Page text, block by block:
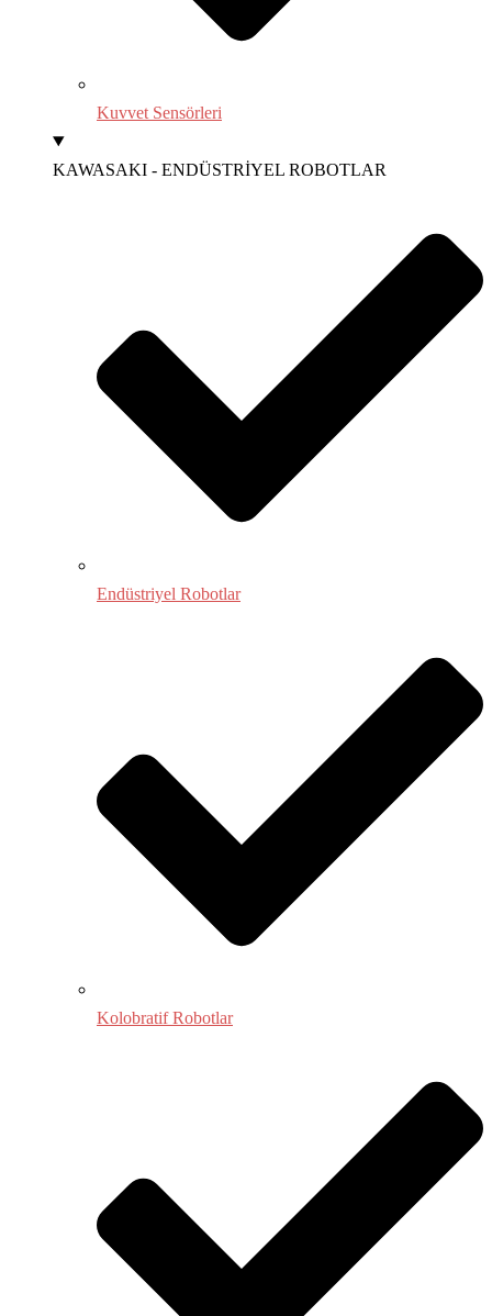
Kuvvet Sensörleri
KAWASAKI - ENDÜSTRİYEL ROBOTLAR
Endüstriyel Robotlar
Kolobratif Robotlar